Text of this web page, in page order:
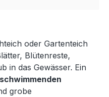
oder Gartenteich
Blütenreste,
in das Gewässer. Ein
schwimmenden
grobe